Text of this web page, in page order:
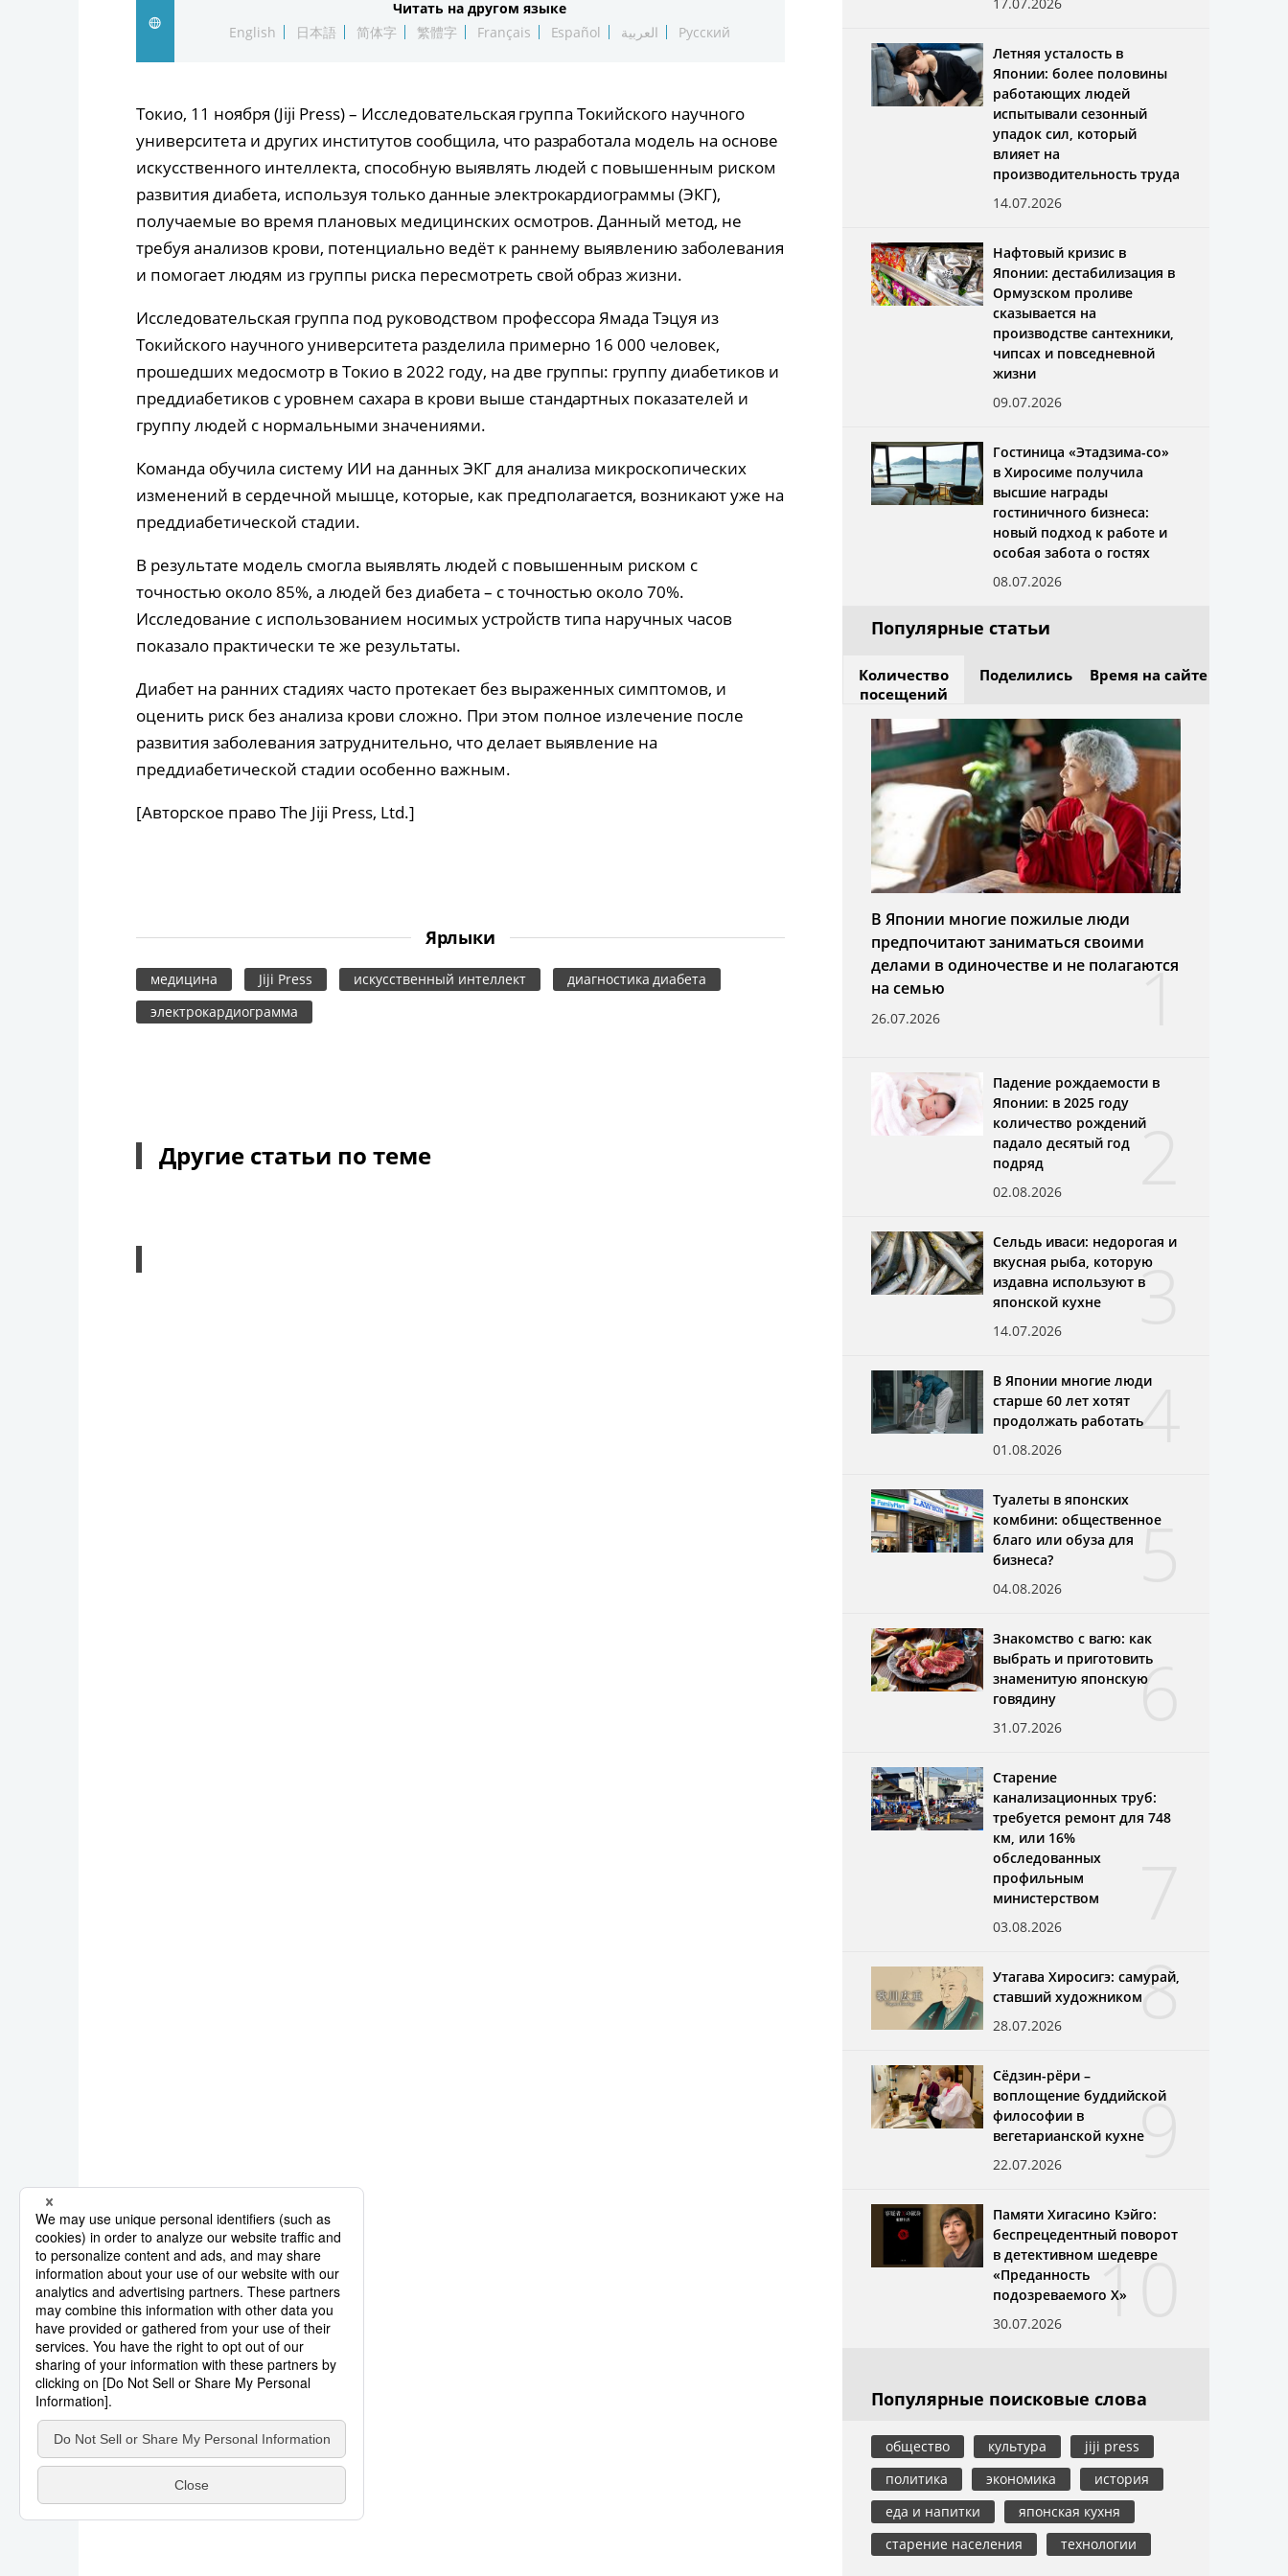
Технологии
От редакции
Читать на другом языке
English
日本語 简体字 繁體字 Français Español العربية Русский
Токио, 11 ноября (Jiji Press) – Исследовательская группа Токийского научного
университета и других институтов сообщила, что разработала модель на основе
искусственного интеллекта, способную выявлять людей с повышенным риском
развития диабета, используя только данные электрокардиограммы (ЭКГ),
получаемые во время плановых медицинских осмотров. Данный метод, не
требуя анализов крови, потенциально ведёт к раннему выявлению заболевания
и помогает людям из группы риска пересмотреть свой образ жизни.
Исследовательская группа под руководством профессора Ямада Тэцуя из
Токийского научного университета разделила примерно 16 000 человек,
прошедших медосмотр в Токио в 2022 году, на две группы: группу диабетиков и
преддиабетиков с уровнем сахара в крови выше стандартных показателей и
группу людей с нормальными значениями.
Команда обучила систему ИИ на данных ЭКГ для анализа микроскопических
изменений в сердечной мышце, которые, как предполагается, возникают уже на
преддиабетической стадии.
В результате модель смогла выявлять людей с повышенным риском с
точностью около 85%, а людей без диабета – с точностью около 70%.
Исследование с использованием носимых устройств типа наручных часов
показало практически те же результаты.
Диабет на ранних стадиях часто протекает без выраженных симптомов, и
оценить риск без анализа крови сложно. При этом полное излечение после
развития заболевания затруднительно, что делает выявление на
преддиабетической стадии особенно важным.
[Авторское право The Jiji Press, Ltd.]
Ярлыки
медицина Jiji Press искусственный интеллект
диагностика диабета
электрокардиограмма
Другие статьи по теме
Летняя усталость в
Японии: более половины
работающих людей
испытывали сезонный
упадок сил, который
влияет на
производительность труда
14.07.2026
Нафтовый кризис в
Японии: дестабилизация в
Ормузском проливе
сказывается на
производстве сантехники,
чипсах и повседневной
жизни
09.07.2026
Гостиница «Этадзима-со»
в Хиросиме получила
высшие награды
гостиничного бизнеса:
новый подход к работе и
особая забота о гостях
08.07.2026
Популярные статьи
Количество
посещений
Поделились Время на сайте
1
В Японии многие пожилые люди
предпочитают заниматься своими
делами в одиночестве и не полагаются
на семью
26.07.2026
2
Падение рождаемости в
Японии: в 2025 году
количество рождений
падало десятый год
подряд
02.08.2026
3
Сельдь иваси: недорогая и
вкусная рыба, которую
издавна используют в
японской кухне
14.07.2026
4
В Японии многие люди
старше 60 лет хотят
продолжать работать
01.08.2026
5
Туалеты в японских
комбини: общественное
благо или обуза для
бизнеса?
04.08.2026
6
Знакомство с вагю: как
выбрать и приготовить
знаменитую японскую
говядину
31.07.2026
Старение
канализационных труб:
требуется ремонт для 748
км, или 16%
обследованных
профильным
министерством
03.08.2026
8
Утагава Хиросигэ: самурай,
ставший художником
28.07.2026
9
Сёдзин-рёри –
воплощение буддийской
философии в
вегетарианской кухне
22.07.2026
10
Памяти Хигасино Кэйго:
беспрецедентный поворот
в детективном шедевре
«Преданность
подозреваемого X»
30.07.2026
Популярные поисковые слова
общество культура
jiji press
политика
экономика
история
еда и напитки
японская кухня
старение населения
технологии